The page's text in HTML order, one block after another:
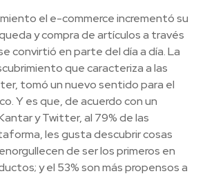
el e-commerce incrementó su
y compra de artículos a través
convirtió en parte del día a día. La
que caracteriza a las
tomó un nuevo sentido para el
Y es que, de acuerdo con un
y Twitter, al 79% de las
les gusta descubrir cosas
de ser los primeros en
y el 53% son más propensos a